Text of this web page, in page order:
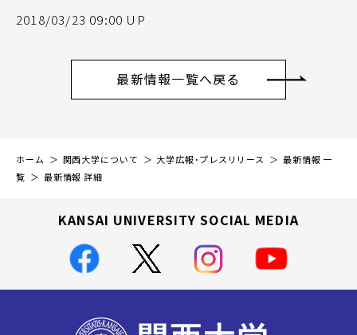
2018/03/23 09:00 UP
最新情報一覧へ戻る
ホーム 関西大学について 大学広報・プレスリリース
最新情報 一
覧
最新情報 詳細
KANSAI UNIVERSITY SOCIAL MEDIA